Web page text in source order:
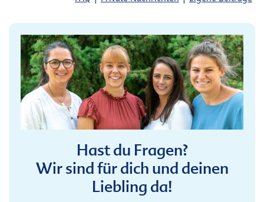
Hast du Fragen?
Wir sind für dich und deinen
Liebling da!